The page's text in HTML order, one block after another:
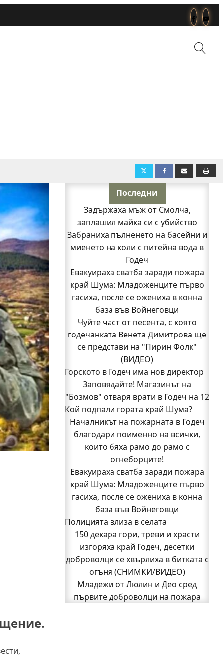
Последни
Задържаха мъж от Смолча,
заплашил майка си с убийство
Забраниха пълненето на басейни и
миенето на коли с питейна вода в
Годеч
Евакуираха сватба заради пожара
край Шума: Младоженците първо
гасиха, после се ожениха в конна
база във Войнеговци
Чуйте част от песента, с която
годечанката Венета Димитрова ще
се представи на "Пирин Фолк"
(ВИДЕО)
Горското в Годеч има нов директор
Заповядайте! Магазинът на
"Бозмов" отваря врати в Годеч на 12
август
Бивш шеф на полицията в Годеч
оглави ОДМВР-Видин
Кой подпали гората край Шума?
Младежи от Люлин и Део сред
първите доброволци на пожара
край Шума (СНИМКИ)
Началникът на пожарната в Годеч
благодари поименно на всички,
които бяха рамо до рамо с
огнеборците!
150 декара гори, треви и храсти
изгоряха край Годеч, десетки
доброволци се хвърлиха в битката с
огъня (СНИМКИ/ВИДЕО)
Полицията влиза в селата
Кой подпали гората край Шума?
Началникът на пожарната в Годеч
благодари поименно на всички,
които бяха рамо до рамо с
огнеборците!
Евакуираха сватба заради пожара
край Шума: Младоженците първо
гасиха, после се ожениха в конна
база във Войнеговци
Полицията влиза в селата
150 декара гори, треви и храсти
изгоряха край Годеч, десетки
доброволци се хвърлиха в битката с
огъня (СНИМКИ/ВИДЕО)
Младежи от Люлин и Део сред
първите доброволци на пожара